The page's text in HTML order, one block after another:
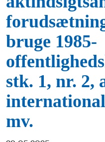
bruge 1985-
stk. 1, nr. 2,
mv.